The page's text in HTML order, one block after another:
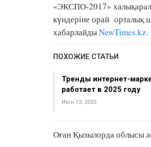
«ЭКСПО-2017»
күндеріне орай орталық
хабарлайдыNewTimes.kz.
ПОХОЖИЕ СТАТЬИ
Тренды интернет-
работает в 2025 году
Июн 13, 2025
Оған Қызылорда облысы